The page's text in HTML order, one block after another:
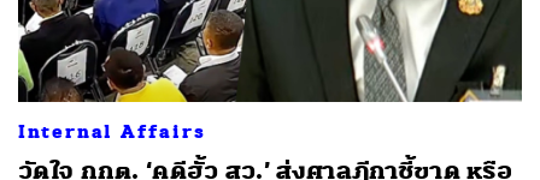
Internal Affairs
วัดใจ กกต. ‘คดีฮั้ว สว.’ ส่งศาลฎีกาชี้ขาด หรือ